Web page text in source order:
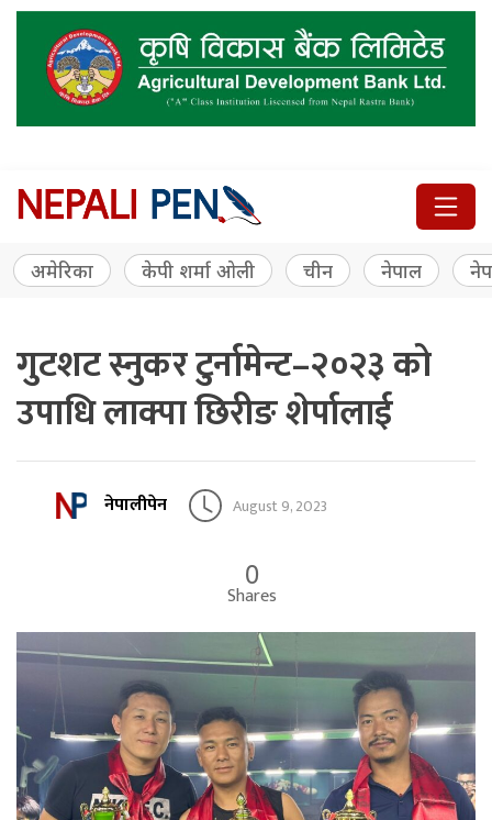
अमेरिका केपी शर्मा ओली चीन नेपाल
गुटशट स्नुकर टुर्नामेन्ट–२०२३ को
उपाधि लाक्पा छिरीङ शेर्पालाई
नेपालीपेन August 9, 2023
0
Shares